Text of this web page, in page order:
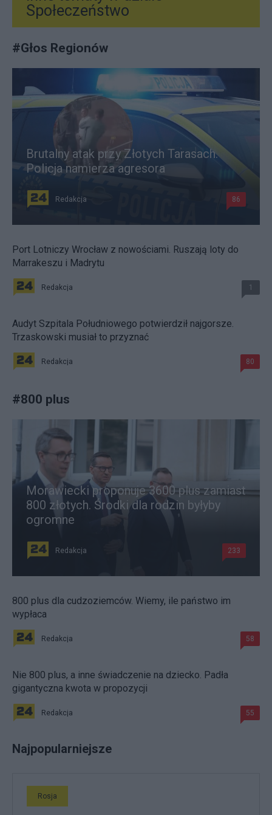
Społeczeństwo
#Głos Regionów
Brutalny atak przy Złotych Tarasach.
Policja namierza agresora
Redakcja 86
Port Lotniczy Wrocław z nowościami. Ruszają loty do
Marrakeszu i Madrytu
Redakcja 1
Audyt Szpitala Południowego potwierdził najgorsze.
Trzaskowski musiał to przyznać
Redakcja 80
#800 plus
Morawiecki proponuje 3600 plus zamiast
800 złotych. Środki dla rodzin byłyby
ogromne
Redakcja 233
800 plus dla cudzoziemców. Wiemy, ile państwo im
wypłaca
Redakcja 58
Nie 800 plus, a inne świadczenie na dziecko. Padła
gigantyczna kwota w propozycji
Redakcja 55
Najpopularniejsze
Rosja